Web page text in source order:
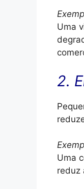
Uma
2.
Uma
reduz